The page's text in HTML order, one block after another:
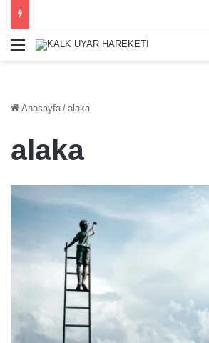
Menü
Anasayfa / alaka
alaka